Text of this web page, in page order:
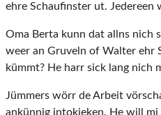
ehre Schaufinster ut. Jedereen
Oma Berta kunn dat allns nich
weer an Gruveln of Walter ehr
kümmt? He harr sick lang nich
Jümmers wörr de Arbeit
ankünnig intokieken. He will